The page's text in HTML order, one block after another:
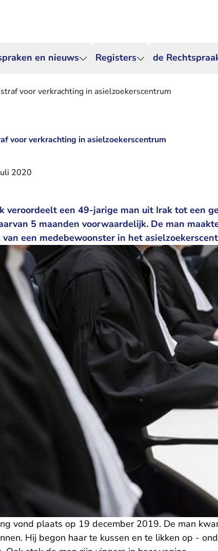
en nieuws Registers de
voor verkrachting in asielzoekerscentrum
voor verkrachting in asielzoekerscentrum
2020
veroordeelt een 49-jarige man uit Irak tot een
5 maanden voorwaardelijk. De man
een medebewoonster in het
vond plaats op 19 december 2019. De man
Hij begon haar te kussen en te likken op -